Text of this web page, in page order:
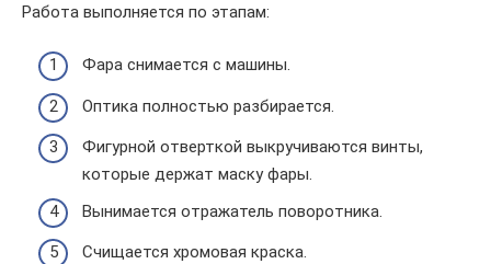
Работа выполняется по этапам:
Фара снимается с машины.
Оптика полностью разбирается.
Фигурной отверткой выкручиваются винты,
которые держат маску фары.
Вынимается отражатель поворотника.
Счищается хромовая краска.